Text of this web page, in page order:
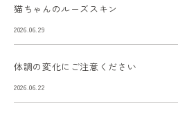
猫ちゃんのルーズスキン
2026.06.29
体調の変化にご注意ください
2026.06.22